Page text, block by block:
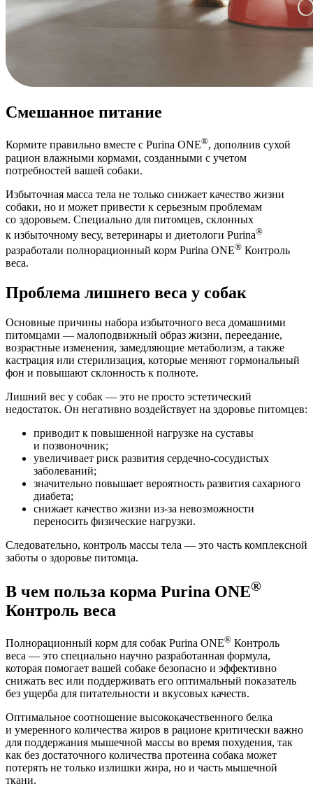
Смешанное питание
Кормите правильно вместе с Purina ONE®, дополнив сухой
рацион влажными кормами, созданными с учетом
потребностей вашей собаки.
Избыточная масса тела не только снижает качество жизни
собаки, но и может привести к серьезным проблемам
со здоровьем. Специально для питомцев, склонных
к избыточному весу, ветеринары и диетологи Purina®
разработали полнорационный корм Purina ONE® Контроль
веса.
Проблема лишнего веса у собак
Основные причины набора избыточного веса домашними
питомцами — малоподвижный образ жизни, переедание,
возрастные изменения, замедляющие метаболизм, а также
кастрация или стерилизация, которые меняют гормональный
фон и повышают склонность к полноте.
Лишний вес у собак — это не просто эстетический
недостаток. Он негативно воздействует на здоровье питомцев:
приводит к повышенной нагрузке на суставы
и позвоночник;
увеличивает риск развития сердечно-сосудистых
заболеваний;
значительно повышает вероятность развития сахарного
диабета;
снижает качество жизни из-за невозможности
переносить физические нагрузки.
Следовательно, контроль массы тела — это часть комплексной
заботы о здоровье питомца.
В чем польза корма Purina ONE®
Контроль веса
Полнорационный корм для собак Purina ONE® Контроль
веса — это специально научно разработанная формула,
которая помогает вашей собаке безопасно и эффективно
снижать вес или поддерживать его оптимальный показатель
без ущерба для питательности и вкусовых качеств.
Оптимальное соотношение высококачественного белка
и умеренного количества жиров в рационе критически важно
для поддержания мышечной массы во время похудения, так
как без достаточного количества протеина собака может
потерять не только излишки жира, но и часть мышечной
ткани.